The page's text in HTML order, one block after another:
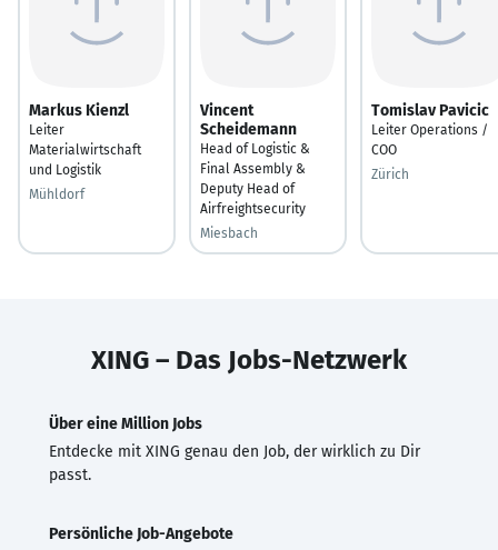
Markus Kienzl
Leiter
Materialwirtschaft
und Logistik
Mühldorf
Vincent
Scheidemann
Head of Logistic &
Final Assembly &
Deputy Head of
Airfreightsecurity
Miesbach
Tomislav Pavicic
Leiter Operations /
COO
Zürich
XING – Das Jobs-Netzwerk
Über eine Million Jobs
Entdecke mit XING genau den Job, der wirklich zu Dir
passt.
Persönliche Job-Angebote